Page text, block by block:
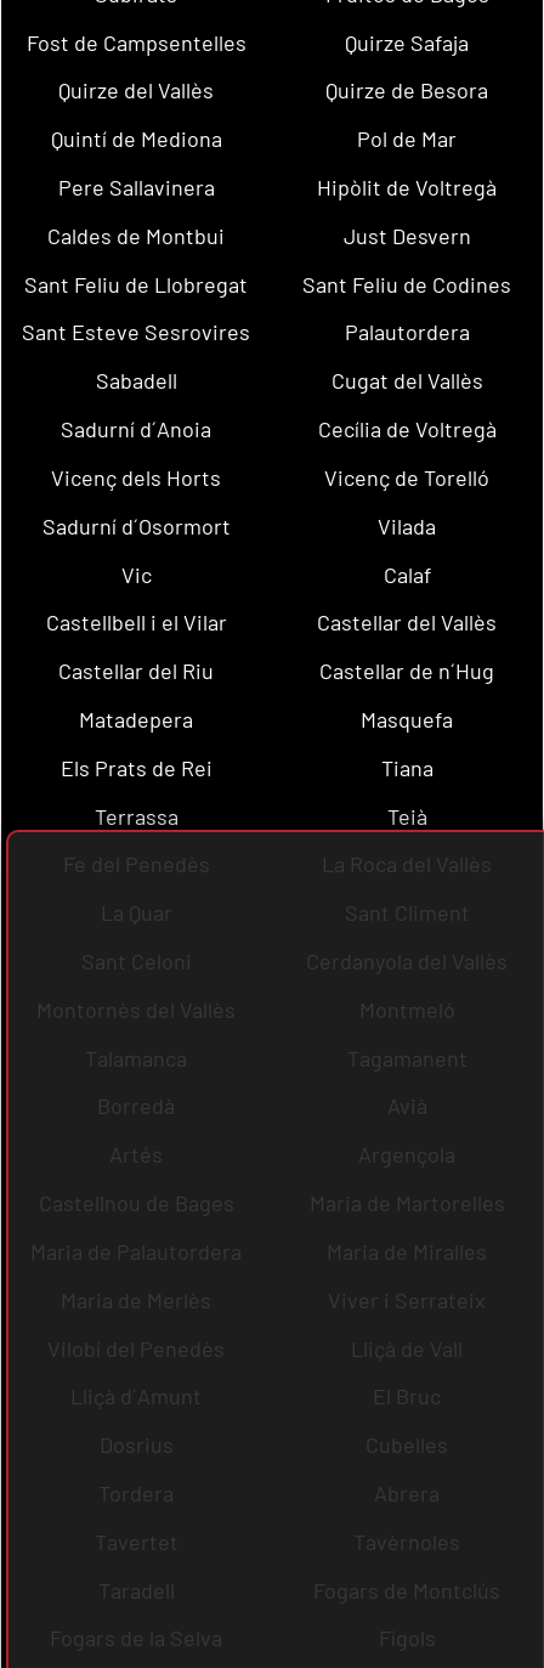
Fost de Campsentelles
Quirze Safaja
Quirze del Vallès
Quirze de Besora
Quintí de Mediona
Pol de Mar
Pere Sallavinera
Hipòlit de Voltregà
Caldes de Montbui
Just Desvern
Sant Feliu de Llobregat
Sant Feliu de Codines
Sant Esteve Sesrovires
Palautordera
Sabadell
Cugat del Vallès
Sadurní d´Anoia
Cecília de Voltregà
Vicenç dels Horts
Vicenç de Torelló
Sadurní d´Osormort
Vilada
Vic
Calaf
Castellbell i el Vilar
Castellar del Vallès
Castellar del Riu
Castellar de n´Hug
Matadepera
Masquefa
Els Prats de Rei
Tiana
Terrassa
Teià
Fe del Penedès
La Roca del Vallès
La Quar
Sant Climent
Sant Celoni
Cerdanyola del Vallès
Montornès del Vallès
Montmeló
Talamanca
Tagamanent
Borredà
Avià
Artés
Argençola
Castellnou de Bages
Maria de Martorelles
Maria de Palautordera
Maria de Miralles
Maria de Merlès
Viver i Serrateix
Vilobí del Penedès
Lliçà de Vall
Lliçà d´Amunt
El Bruc
Dosrius
Cubelles
Tordera
Abrera
Tavertet
Tavèrnoles
Taradell
Fogars de Montclús
Fogars de la Selva
Fígols